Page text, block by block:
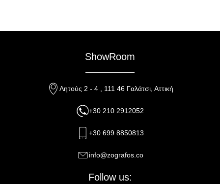
ShowRoom
Λητούς 2 - 4 , 111 46 Γαλάτσι, Αττική
+30 210 2912052
+30 699 8850813
info@zografos.co
Follow us: